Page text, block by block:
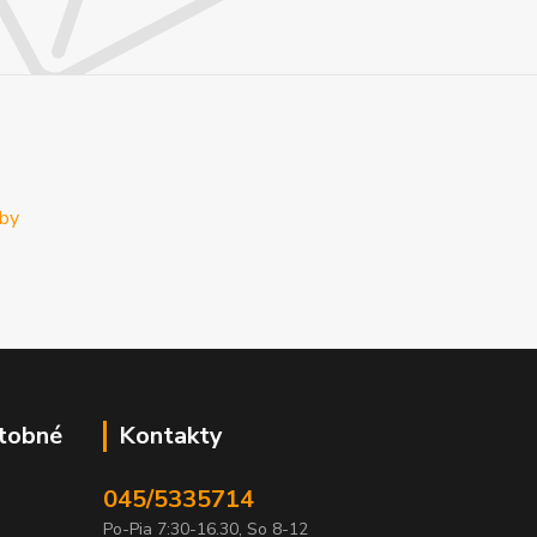
Kontakty
045/5335714
Po-Pia 7:30-16.30, So 8-12